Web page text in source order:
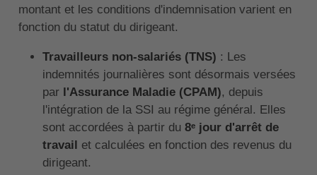
montant et les conditions d'indemnisation varient en
fonction du statut du dirigeant.
Travailleurs non-salariés (TNS) : Les
indemnités journalières sont désormais versées
par l'Assurance Maladie (CPAM), depuis
l'intégration de la SSI au régime général. Elles
sont accordées à partir du 8ᵉ jour d'arrêt de
travail et calculées en fonction des revenus du
dirigeant.